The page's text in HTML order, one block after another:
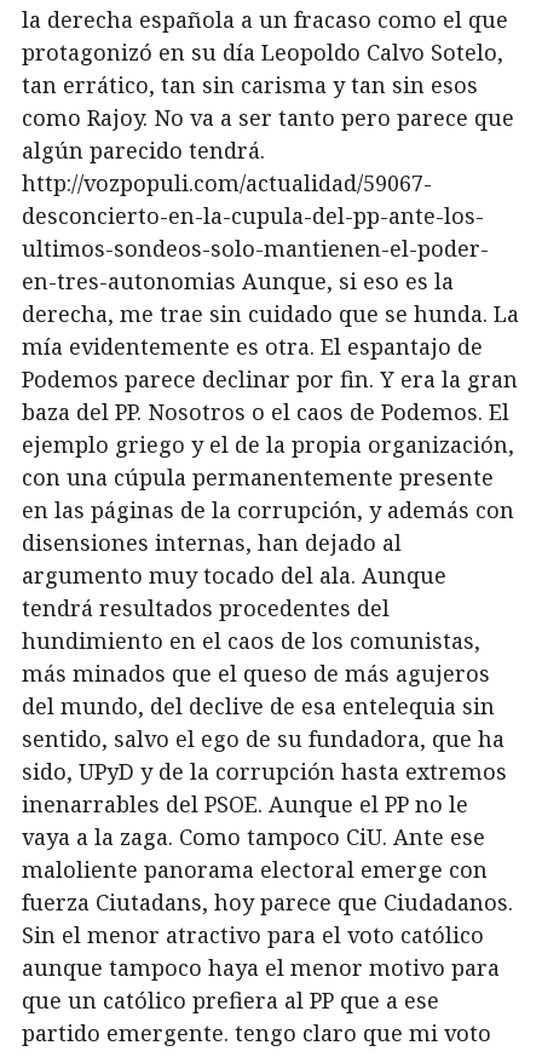
la derecha española a un fracaso como el que
protagonizó en su día Leopoldo Calvo Sotelo,
tan errático, tan sin carisma y tan sin esos
como Rajoy. No va a ser tanto pero parece que
algún parecido tendrá.
http://vozpopuli.com/actualidad/59067-
desconcierto-en-la-cupula-del-pp-ante-los-
ultimos-sondeos-solo-mantienen-el-poder-
en-tres-autonomias Aunque, si eso es la
derecha, me trae sin cuidado que se hunda. La
mía evidentemente es otra. El espantajo de
Podemos parece declinar por fin. Y era la gran
baza del PP. Nosotros o el caos de Podemos. El
ejemplo griego y el de la propia organización,
con una cúpula permanentemente presente
en las páginas de la corrupción, y además con
disensiones internas, han dejado al
argumento muy tocado del ala. Aunque
tendrá resultados procedentes del
hundimiento en el caos de los comunistas,
más minados que el queso de más agujeros
del mundo, del declive de esa entelequia sin
sentido, salvo el ego de su fundadora, que ha
sido, UPyD y de la corrupción hasta extremos
inenarrables del PSOE. Aunque el PP no le
vaya a la zaga. Como tampoco CiU. Ante ese
maloliente panorama electoral emerge con
fuerza Ciutadans, hoy parece que Ciudadanos.
Sin el menor atractivo para el voto católico
aunque tampoco haya el menor motivo para
que un católico prefiera al PP que a ese
partido emergente. tengo claro que mi voto